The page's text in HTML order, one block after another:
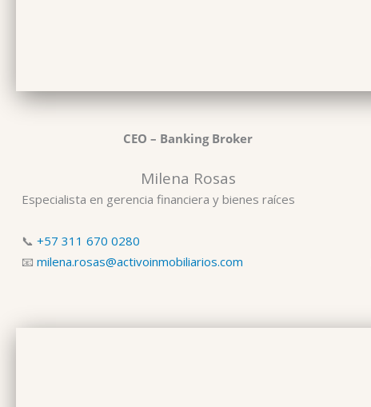
CEO – Banking Broker
Milena Rosas
Especialista en gerencia financiera y bienes raíces
📞 +57 311 670 0280
📧 milena.rosas@activoinmobiliarios.com